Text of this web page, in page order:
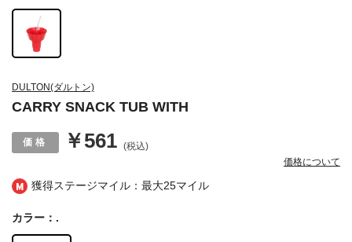
獲得ステージマイル：最大25マイル
DULTON(ダルトン)
CARRY SNACK TUB WITH
￥561 (税込)
価格について
カラー：.